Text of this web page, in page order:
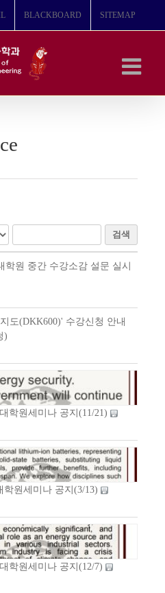
BLACKBOARD SITEMAP
검색
학원 중간 수강소감 설문 실시
도(DKK600)' 수강신청 안내
)
학원세미나 공지(11/21)
학원세미나 공지(3/13)
학원세미나 공지(12/7)